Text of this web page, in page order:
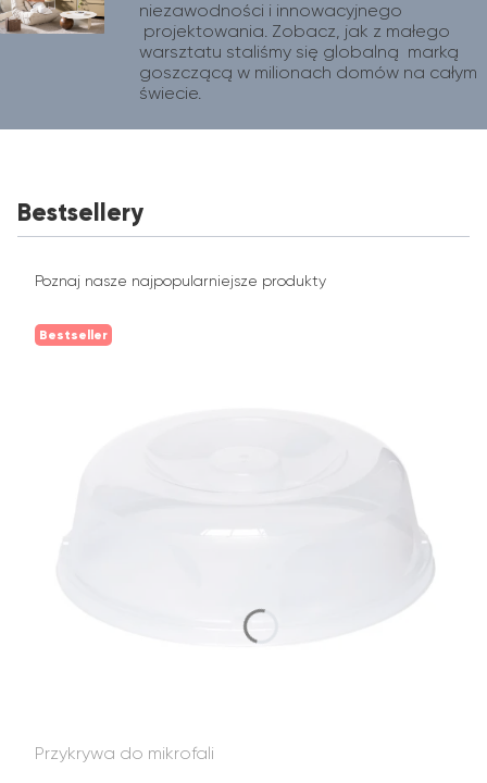
niezawodności i innowacyjnego
projektowania. Zobacz, jak z małego
warsztatu staliśmy się globalną  marką
goszczącą w milionach domów na całym
świecie.
Bestsellery
Poznaj nasze najpopularniejsze produkty
Bestseller
Przykrywa do mikrofali